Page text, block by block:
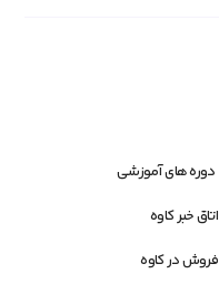
دوره های آموزشی
اتاق خبر کاوه
فروش در کاوه